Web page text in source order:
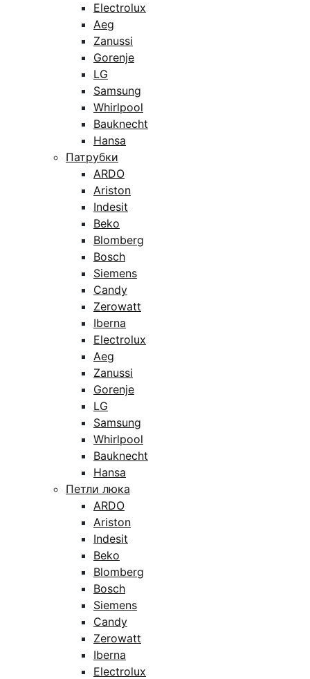
Electrolux
Aeg
Zanussi
Gorenje
LG
Samsung
Whirlpool
Bauknecht
Hansa
Патрубки
ARDO
Ariston
Indesit
Beko
Blomberg
Bosch
Siemens
Candy
Zerowatt
Iberna
Electrolux
Aeg
Zanussi
Gorenje
LG
Samsung
Whirlpool
Bauknecht
Hansa
Петли люка
ARDO
Ariston
Indesit
Beko
Blomberg
Bosch
Siemens
Candy
Zerowatt
Iberna
Electrolux